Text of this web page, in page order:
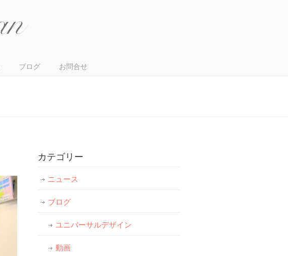
ブログ お問合せ
カテゴリー
ニュース
ブログ
ユニバーサルデザイン
動画